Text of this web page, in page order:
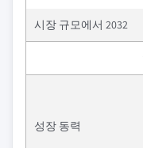
시장 규모에서 2032
성장 동력